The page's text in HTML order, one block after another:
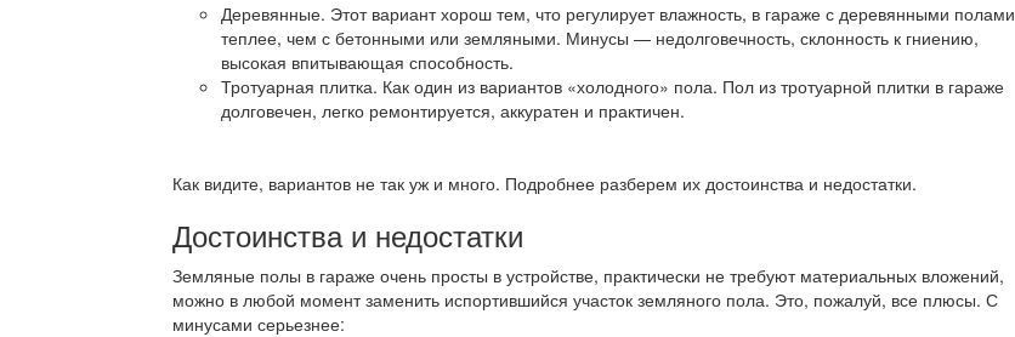
Деревянные. Этот вариант хорош тем, что регулирует влажность, в гараже с деревянными полами
теплее, чем с бетонными или земляными. Минусы — недолговечность, склонность к гниению,
высокая впитывающая способность.
Тротуарная плитка. Как один из вариантов «холодного» пола. Пол из тротуарной плитки в гараже
долговечен, легко ремонтируется, аккуратен и практичен.
Как видите, вариантов не так уж и много. Подробнее разберем их достоинства и недостатки.
Достоинства и недостатки
Земляные полы в гараже очень просты в устройстве, практически не требуют материальных вложений,
можно в любой момент заменить испортившийся участок земляного пола. Это, пожалуй, все плюсы. С
минусами серьезнее: